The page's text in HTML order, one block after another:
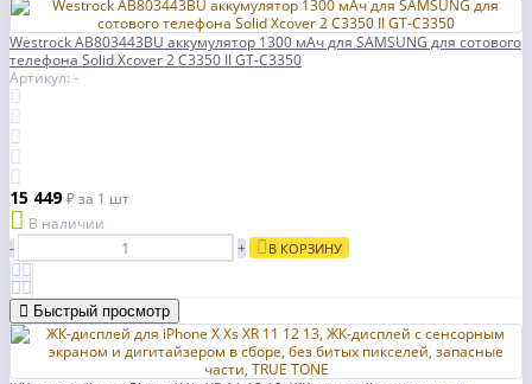
Westrock AB803443BU аккумулятор 1300 мАч для SAMSUNG для сотового
телефона Solid Xcover 2 C3350 II GT-C3350
Артикул: -
15 449₽за 1 шт
В наличии
-
+ В КОРЗИНУ
Быстрый просмотр